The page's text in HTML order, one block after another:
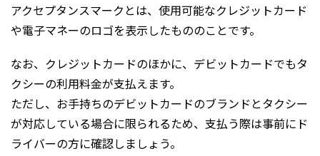
アクセプタンスマークとは、使用可能なクレジットカード
や電子マネーのロゴを表示したもののことです。
なお、クレジットカードのほかに、デビットカードでもタ
クシーの利用料金が支払えます。
ただし、お手持ちのデビットカードのブランドとタクシー
が対応している場合に限られるため、支払う際は事前にド
ライバーの方に確認しましょう。